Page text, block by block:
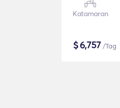
Katamaran
$6,757 /Tag